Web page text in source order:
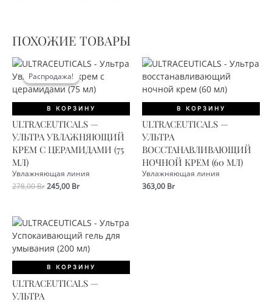
ПОХОЖИЕ ТОВАРЫ
Распродажа!
Распродажа!
В КОРЗИНУ
ULTRACEUTICALS —
УЛЬТРА УВЛАЖНЯЮЩИЙ
КРЕМ С ЦЕРАМИДАМИ (75
МЛ)
Увлажняющая линия
278,00BrПервоначальная
245,00 BrТекущая
В КОРЗИНУ
ULTRACEUTICALS —
УЛЬТРА
ВОССТАНАВЛИВАЮЩИЙ
НОЧНОЙ КРЕМ (60 МЛ)
Увлажняющая линия
363,00 Br
В КОРЗИНУ
ULTRACEUTICALS —
УЛЬТРА